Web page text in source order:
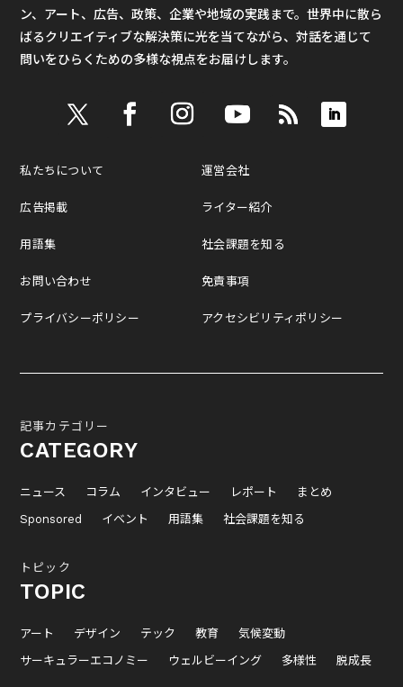
ン、アート、広告、政策、企業や地域の実践まで。世界中に散ら
ばるクリエイティブな解決策に光を当てながら、対話を通じて
問いをひらくための多様な視点をお届けします。
私たちについて
広告掲載
用語集
お問い合わせ
プライバシーポリシー
運営会社
ライター紹介
社会課題を知る
免責事項
アクセシビリティポリシー
記事カテゴリー
CATEGORY
ニュース コラム インタビュー レポート
まとめ
Sponsored
イベント 用語集 社会課題を知る
トピック
TOPIC
アート デザイン テック 教育
気候変動
サーキュラーエコノミー
ウェルビーイング 多様性 脱成長